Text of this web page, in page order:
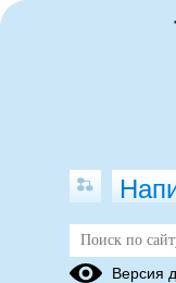
День Версия